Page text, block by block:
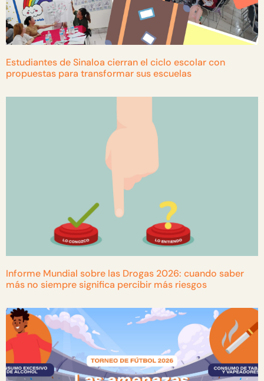
Estudiantes de Sinaloa cierran el ciclo escolar con
propuestas para transformar sus escuelas
Informe Mundial sobre las Drogas 2026: cuando saber
más no siempre significa percibir más riesgos